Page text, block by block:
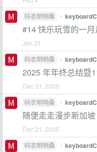
码农明明桑
•
#14 快乐玩雪的一月
Jan 31
码农明明桑
•
2025 年年终总结暨
Dec 31, 2025
码农明明桑
•
随便走走漫步新加坡
Dec 21, 2025
码农明明桑
•